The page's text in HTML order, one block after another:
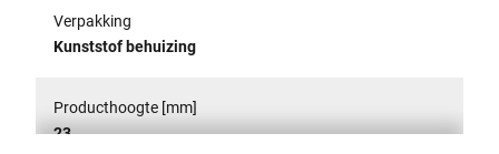
Verpakking
Kunststof behuizing
Producthoogte [mm]
23